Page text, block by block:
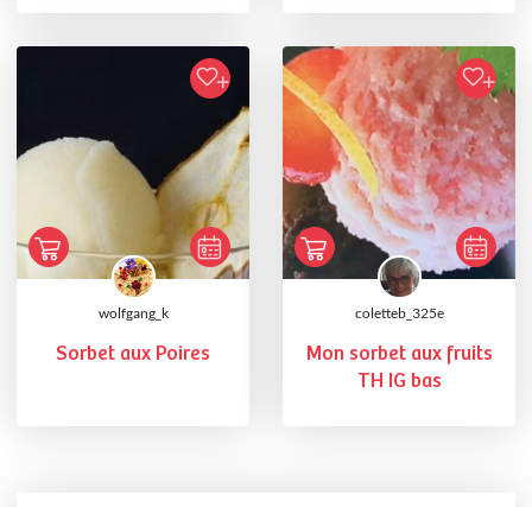
wolfgang_k
Sorbet aux Poires
coletteb_325e
Mon sorbet aux fruits
TH IG bas